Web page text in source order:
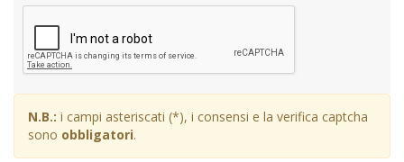
N.B.: i campi asteriscati (*), i consensi e la verifica captcha
sono obbligatori.